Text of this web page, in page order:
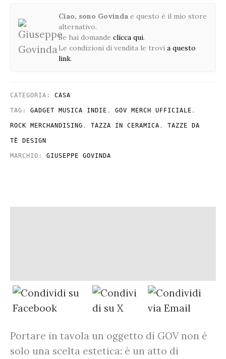
CATEGORIA: CASA
TAG: GADGET MUSICA INDIE , GOV MERCH UFFICIALE ,
ROCK MERCHANDISING , TAZZA IN CERAMICA , TAZZE DA
TÈ DESIGN
MARCHIO: GIUSEPPE GOVINDA
Ciao, sono Govinda e questo è il mio store
alternativo.
Se hai domande clicca qui.
Le condizioni di vendita le trovi a questo
link.
Portare in tavola un oggetto di GOV non è
solo una scelta estetica: è un atto di